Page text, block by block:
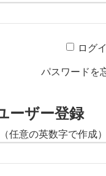
ログ
パスワードを
ーザー登録
任意の英数字で作成）